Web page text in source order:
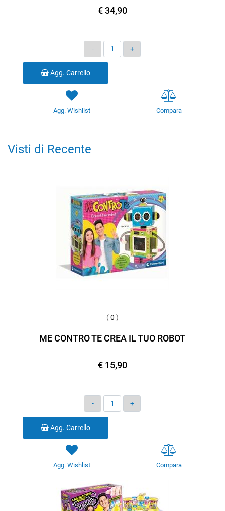
€ 34,90
Quantità
Agg. Carrello
Agg. Wishlist Compara
Visti di Recente
(0 )
ME CONTRO TE CREA IL TUO ROBOT
€ 15,90
Quantità
Agg. Carrello
Agg. Wishlist Compara